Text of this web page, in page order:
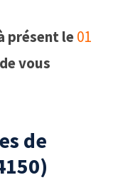
présent le01
vous
de